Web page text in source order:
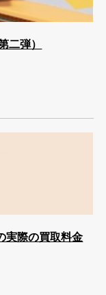
二弾）
実際の買取料金